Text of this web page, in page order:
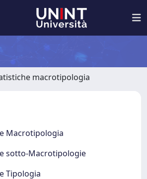
macrotipologia
Macrotipologia
sotto-Macrotipologie
Tipologia